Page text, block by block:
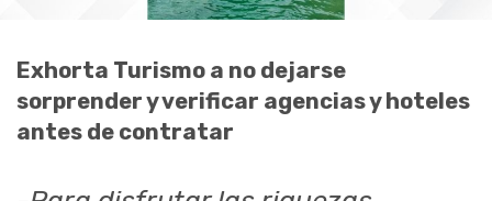
Exhorta Turismo a no dejarse
sorprender y verificar agencias y hoteles
antes de contratar